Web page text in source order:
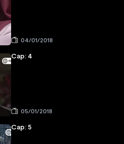
04/01/2018
Cap: 4
05/01/2018
Cap: 5